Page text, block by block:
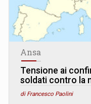
Ansa
Tensione ai
soldati contro la
di Francesco Paolini